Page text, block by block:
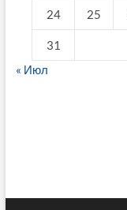
24 25
31
« Июл